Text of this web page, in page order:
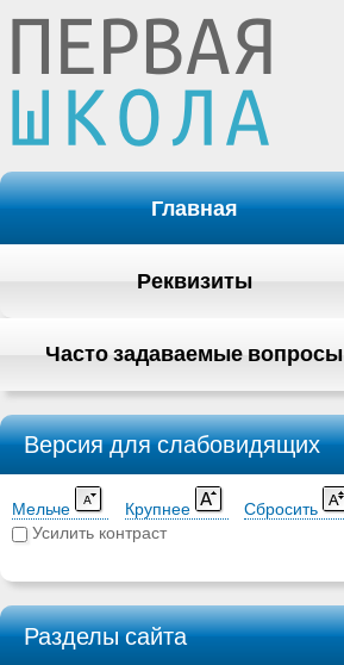
Главная
Реквизиты
Часто задаваемые вопросы
Версия для слабовидящих
Мельче Крупнее
Сбросить
Усилить контраст
Разделы сайта